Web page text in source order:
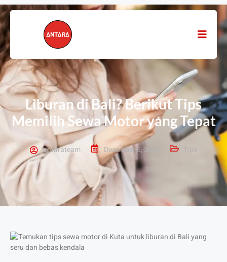
Liburan di Bali? Berikut Tips
Memilih Sewa Motor yang Tepat
antarateam Desember 6, 2024 Tips